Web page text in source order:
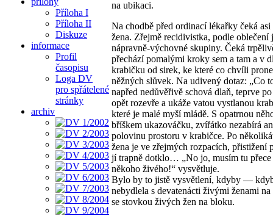
Příloha I
Příloha II
Diskuze
informace
Profil
časopisu
Loga DV
pro spřátelené
stránky
archiv
na ubikaci.
Na chodbě před ordinací lékařky čeká asi
žena. Zřejmě recidivistka, podle oblečení
nápravně-výchovné skupiny. Čeká
přechází pomalými kroky sem a tam a v
krabičku od sirek, ke které co chvíli
něžných slůvek. Na udivený dotaz: „Co
napřed nedůvěřivě schová dlaň, teprve
opět rozevře a ukáže vatou vystlanou
které je malé myší mládě. S opatrnou
bříškem ukazováčku, zvířátko nezabírá
polovinu prostoru v krabičce. Po
žena je ve zřejmých rozpacích, přistižení
jí trapně dotklo… „No jo, musím tu
někoho živého!“ vysvětluje.
Bylo by to jistě vysvětlení, kdyby —
nebydlela s devatenácti živými ženami
se stovkou živých žen na bloku.